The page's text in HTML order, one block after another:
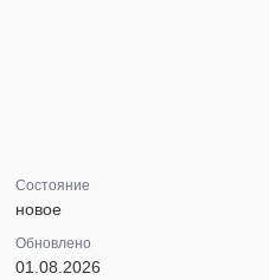
Состояние
новое
Обновлено
01.08.2026